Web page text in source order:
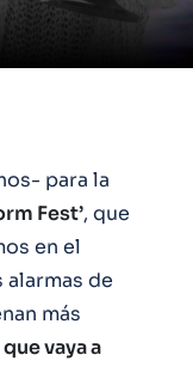
para la
Fest’, que
en el
alarmas de
más
vaya a